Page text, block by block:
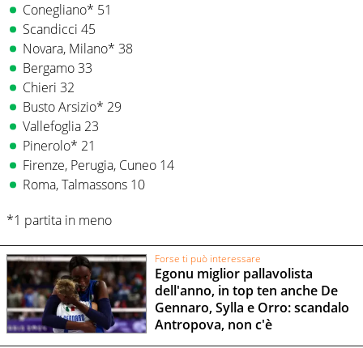
Conegliano* 51
Scandicci 45
Novara, Milano* 38
Bergamo 33
Chieri 32
Busto Arsizio* 29
Vallefoglia 23
Pinerolo* 21
Firenze, Perugia, Cuneo 14
Roma, Talmassons 10
*1 partita in meno
Forse ti può interessare
Egonu miglior pallavolista
dell'anno, in top ten anche De
Gennaro, Sylla e Orro: scandalo
Antropova, non c'è